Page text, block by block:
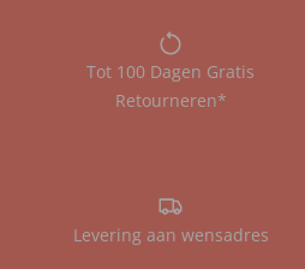
Tot 100 Dagen Gratis
Retourneren*
Levering aan wensadres